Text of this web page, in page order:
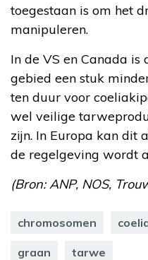
toegestaan is om het
manipuleren.
In de VS en Canada
gebied een stuk
ten duur voor
wel veilige
zijn. In Europa kan dit
de regelgeving wordt
(Bron: ANP, NOS,
chromosomen
graan tarwe